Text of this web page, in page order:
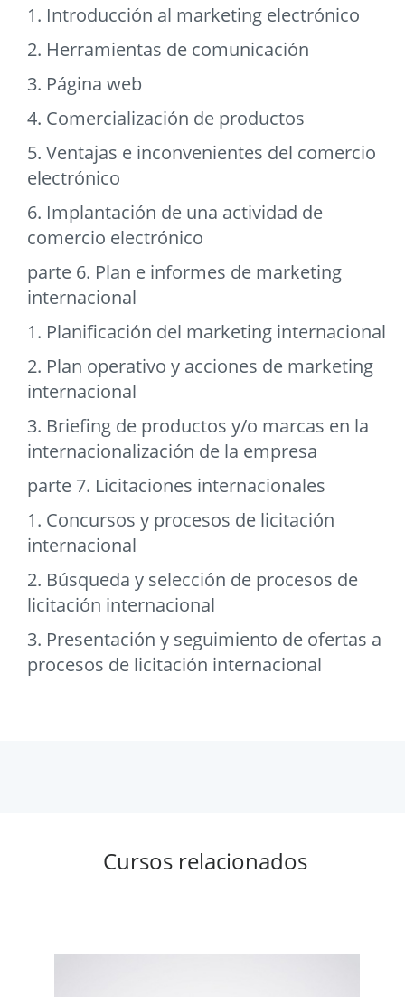
1. Introducción al marketing electrónico
2. Herramientas de comunicación
3. Página web
4. Comercialización de productos
5. Ventajas e inconvenientes del comercio
electrónico
6. Implantación de una actividad de
comercio electrónico
parte 6. Plan e informes de marketing
internacional
1. Planificación del marketing internacional
2. Plan operativo y acciones de marketing
internacional
3. Briefing de productos y/o marcas en la
internacionalización de la empresa
parte 7. Licitaciones internacionales
1. Concursos y procesos de licitación
internacional
2. Búsqueda y selección de procesos de
licitación internacional
3. Presentación y seguimiento de ofertas a
procesos de licitación internacional
Cursos relacionados